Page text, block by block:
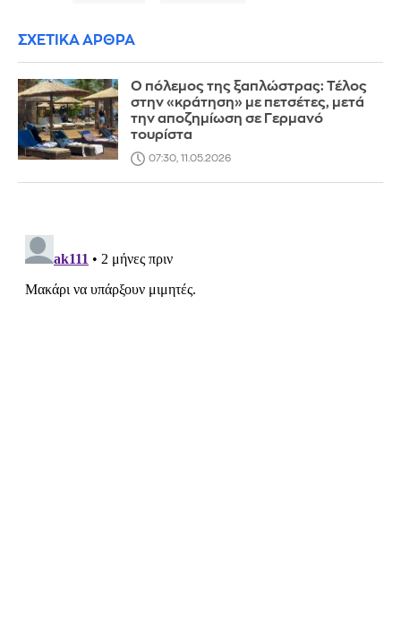
ΣΧΕΤΙΚΑ ΑΡΘΡΑ
Ο πόλεμος της ξαπλώστρας: Τέλος
στην «κράτηση» με πετσέτες, μετά
την αποζημίωση σε Γερμανό
τουρίστα
07:30, 11.05.2026